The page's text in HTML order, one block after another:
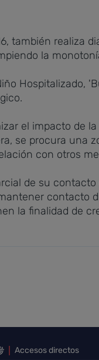
también realiza
la
Hospitalizado,
el impacto de
se procura una
con otros
de su
contacto
la finalidad de
Accesos directos